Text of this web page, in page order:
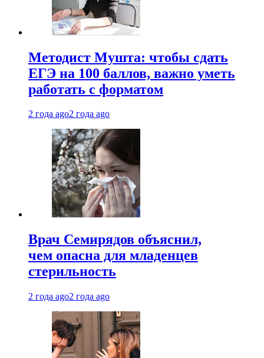
Методист Мушта: чтобы сдать
ЕГЭ на 100 баллов, важно уметь
работать с форматом
2 года ago2 года ago
Врач Семирядов объяснил,
чем опасна для младенцев
стерильность
2 года ago2 года ago